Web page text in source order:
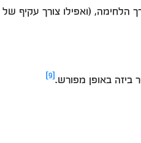
הלחימה, (ואפילו צורך עקיף
ביזה באופן מפורש.[9]